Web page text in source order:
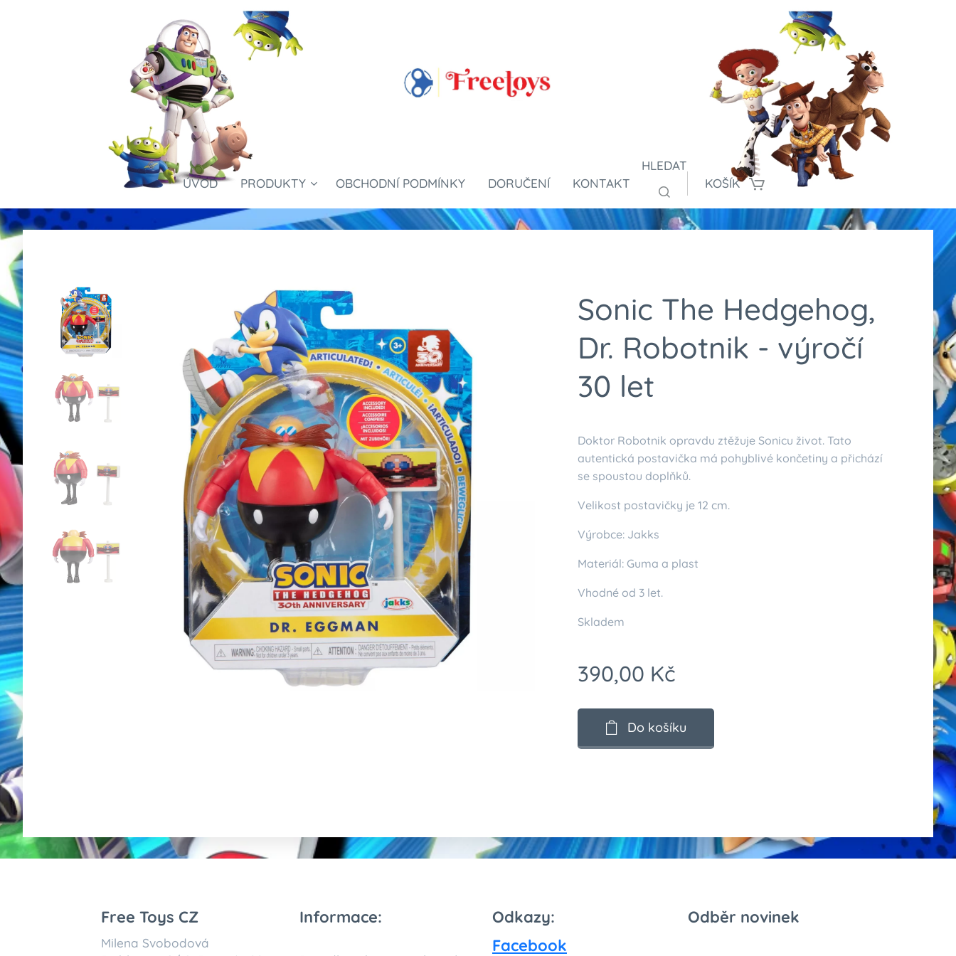
ÚVOD PRODUKTY OBCHODNÍ PODMÍNKY DORUČENÍ KONTAKT
HLEDAT
KOŠÍK
Sonic The Hedgehog,
Dr. Robotnik - výročí
30 let
Doktor Robotnik opravdu ztěžuje Sonicu život. Tato
autentická postavička má pohyblivé končetiny a přichází
se spoustou doplňků.
Velikost postavičky je 12 cm.
Výrobce: Jakks
Materiál: Guma a plast
Vhodné od 3 let.
Skladem
390,00 Kč
Do košíku
Free Toys CZ
Milena Svobodová
Informace:
Odkazy:
Facebook
Odběr novinek